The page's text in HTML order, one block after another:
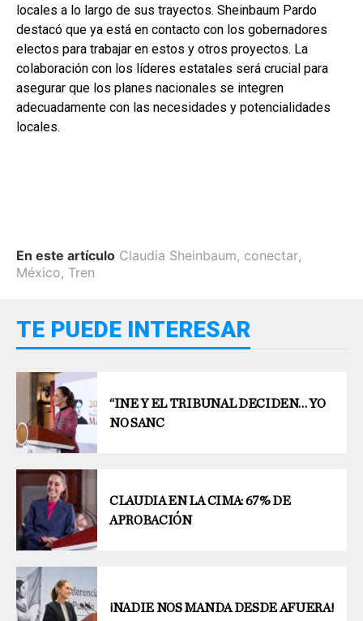
locales a lo largo de sus trayectos. Sheinbaum Pardo
destacó que ya está en contacto con los gobernadores
electos para trabajar en estos y otros proyectos. La
colaboración con los líderes estatales será crucial para
asegurar que los planes nacionales se integren
adecuadamente con las necesidades y potencialidades
locales.
En este artículo Claudia Sheinbaum, conectar,
México, Tren
TE PUEDE INTERESAR
“INE Y EL TRIBUNAL DECIDEN… YO
NO SANC
CLAUDIA EN LA CIMA: 67% DE
APROBACIÓN
¡NADIE NOS MANDA DESDE AFUERA!